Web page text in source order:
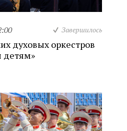
Завершилось
духовых оркестров
детям»